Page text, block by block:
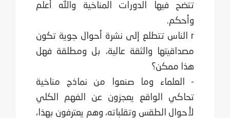
تتضح فيها الدورات المناخية والله أعلم
وأحكم.
r الناس تتطلع إلى نشرة أحوال جوية تكون
مصداقيتها والثقة عالية، بل ومطلقة فهل
هذا ممكن؟
- العلماء وما صنعوا من نماذج مناخية
تحاكي الواقع يعجزون عن الفهم الكلي
لأحوال الطقس وتقلباته، وهم يعترفون بهذا،